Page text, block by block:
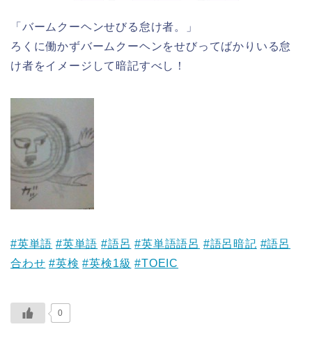
「バームクーヘンせびる怠け者。」
ろくに働かずバームクーヘンをせびってばかりいる怠
け者をイメージして暗記すべし！
#英単語 #英単語 #語呂 #英単語語呂 #語呂暗記 #語呂
合わせ #英検 #英検1級 #TOEIC
0